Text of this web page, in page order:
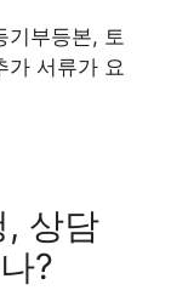
기부등본, 토
가 서류가 요
, 상담
?